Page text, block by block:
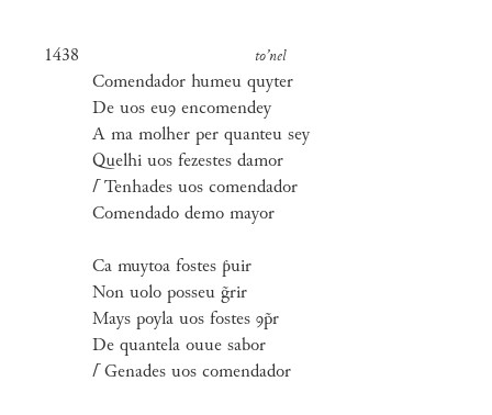
1438 to’nel
Comendador humeu quyter
De uos euꝯ encomendey
A ma molher per quanteu sey
Quelhi uos fezestes damor
⌈ Tenhades uos comendador
Comendado demo mayor
Ca muytoa fostes ƥuir
Non uolo posseu g̃rir
Mays poyla uos fostes ꝯp̃r
De quantela ouue sabor
⌈ Genades uos comendador